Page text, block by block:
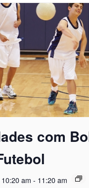
com
am - 11:20 am